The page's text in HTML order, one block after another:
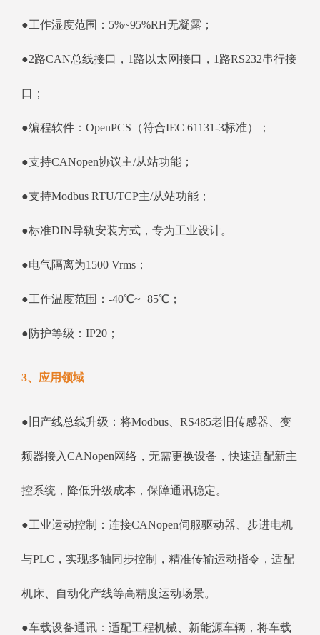
●工作湿度范围：5%~95%RH无凝露；
●2路CAN总线接口，1路以太网接口，1路RS232串行接
口；
●编程软件：OpenPCS（符合IEC 61131-3标准）；
●支持CANopen协议主/从站功能；
●支持Modbus RTU/TCP主/从站功能；
●标准DIN导轨安装方式，专为工业设计。
●电气隔离为1500 Vrms；
●工作温度范围：-40℃~+85℃；
●防护等级：IP20；
3、应用领域
●旧产线总线升级：将Modbus、RS485老旧传感器、变
频器接入CANopen网络，无需更换设备，快速适配新主
控系统，降低升级成本，保障通讯稳定。
●工业运动控制：连接CANopen伺服驱动器、步进电机
与PLC，实现多轴同步控制，精准传输运动指令，适配
机床、自动化产线等高精度运动场景。
●车载设备通讯：适配工程机械、新能源车辆，将车载